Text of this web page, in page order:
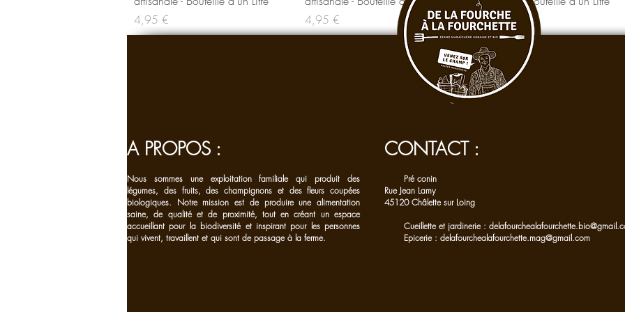
Prix
4,95 €
Prix
4,95 €
Prix
4,95 €
A PROPOS :
Nous sommes une exploitation familiale qui produit des
légumes, des fruits, des champignons et des fleurs coupées
biologiques. Notre mission est de produire une alimentation
saine, de qualité et de proximité, tout en créant un espace
accueillant pour la biodiversité et inspirant pour les personnes
qui vivent, travaillent et qui sont de passage à la ferme.
CONTACT :
Pré conin
Rue Jean Lamy
45120 Châlette sur Loing
Cueillette et jardinerie :
Epicerie : delafourchealafourchette.mag@gmail.com